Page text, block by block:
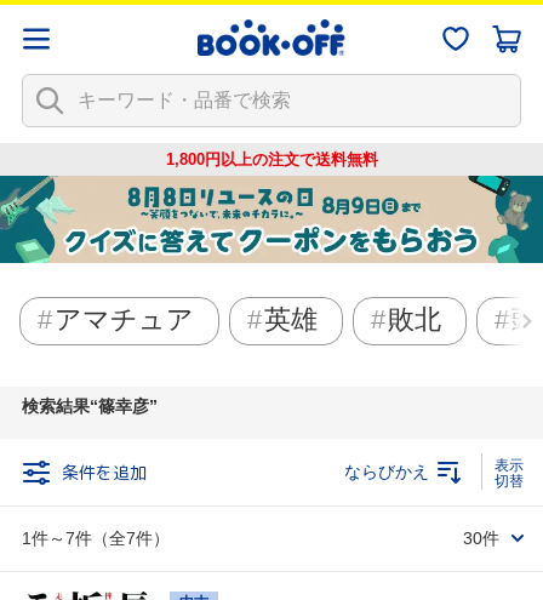
1,800円以上の注文で送料無料
アマチュア 英雄 敗北
検索結果 篠幸彦
条件を追加
1件～7件（全7件）
ならびかえ
30件